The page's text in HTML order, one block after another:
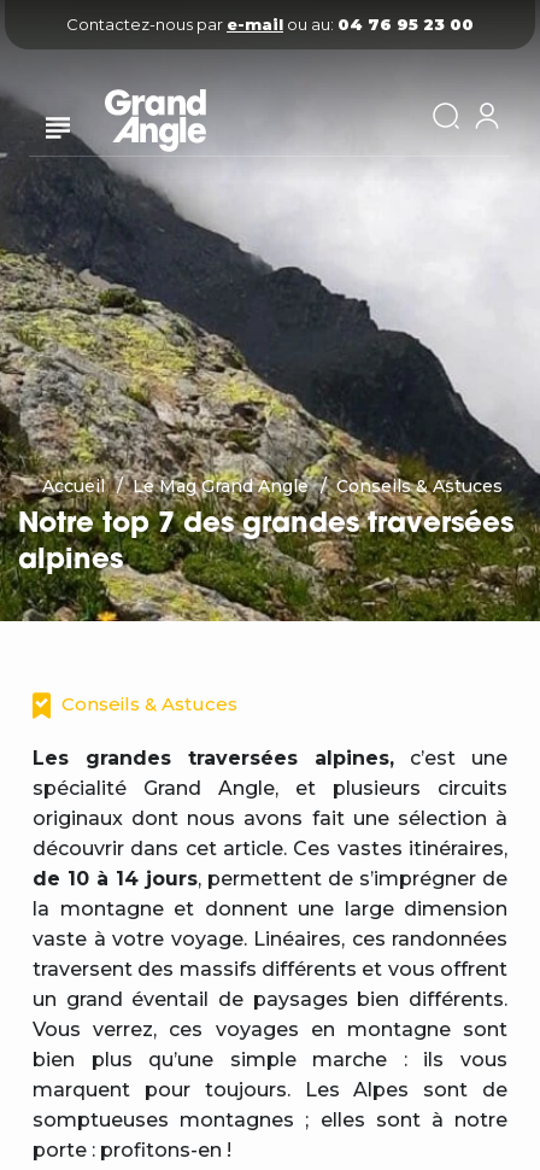
Contactez-nous par e-mail ou au: 04 76 95 23 00
Accueil Le Mag Grand Angle Conseils & Astuces
Notre top 7 des grandes traversées
alpines
Conseils & Astuces
Les grandes traversées alpines, c’est une
spécialité Grand Angle, et plusieurs circuits
originaux dont nous avons fait une sélection à
découvrir dans cet article. Ces vastes itinéraires,
de 10 à 14 jours, permettent de s’imprégner de
la montagne et donnent une large dimension
vaste à votre voyage. Linéaires, ces randonnées
traversent des massifs différents et vous offrent
un grand éventail de paysages bien différents.
Vous verrez, ces voyages en montagne sont
bien plus qu’une simple marche : ils vous
marquent pour toujours. Les Alpes sont de
somptueuses montagnes ; elles sont à notre
porte : profitons-en !